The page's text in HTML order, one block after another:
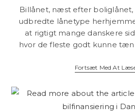
Billånet, næst efter
udbredte lånetype
at rigtigt mange danskere
hvor de fleste godt kunne
Fortsæt Med At